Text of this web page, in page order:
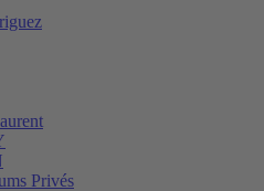
Privés